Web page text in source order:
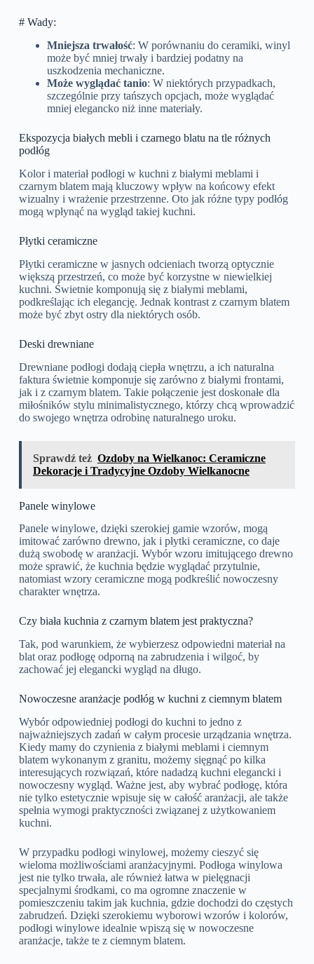
# Wady:
Mniejsza trwałość: W porównaniu do ceramiki, winyl
może być mniej trwały i bardziej podatny na
uszkodzenia mechaniczne.
Może wyglądać tanio: W niektórych przypadkach,
szczególnie przy tańszych opcjach, może wyglądać
mniej elegancko niż inne materiały.
Ekspozycja białych mebli i czarnego blatu na tle różnych
podłóg
Kolor i materiał podłogi w kuchni z białymi meblami i
czarnym blatem mają kluczowy wpływ na końcowy efekt
wizualny i wrażenie przestrzenne. Oto jak różne typy podłóg
mogą wpłynąć na wygląd takiej kuchni.
Płytki ceramiczne
Płytki ceramiczne w jasnych odcieniach tworzą optycznie
większą przestrzeń, co może być korzystne w niewielkiej
kuchni. Świetnie komponują się z białymi meblami,
podkreślając ich elegancję. Jednak kontrast z czarnym blatem
może być zbyt ostry dla niektórych osób.
Deski drewniane
Drewniane podłogi dodają ciepła wnętrzu, a ich naturalna
faktura świetnie komponuje się zarówno z białymi frontami,
jak i z czarnym blatem. Takie połączenie jest doskonałe dla
miłośników stylu minimalistycznego, którzy chcą wprowadzić
do swojego wnętrza odrobinę naturalnego uroku.
Sprawdź też Ozdoby na Wielkanoc: Ceramiczne
Dekoracje i Tradycyjne Ozdoby Wielkanocne
Panele winylowe
Panele winylowe, dzięki szerokiej gamie wzorów, mogą
imitować zarówno drewno, jak i płytki ceramiczne, co daje
dużą swobodę w aranżacji. Wybór wzoru imitującego drewno
może sprawić, że kuchnia będzie wyglądać przytulnie,
natomiast wzory ceramiczne mogą podkreślić nowoczesny
charakter wnętrza.
Czy biała kuchnia z czarnym blatem jest praktyczna?
Tak, pod warunkiem, że wybierzesz odpowiedni materiał na
blat oraz podłogę odporną na zabrudzenia i wilgoć, by
zachować jej elegancki wygląd na długo.
Nowoczesne aranżacje podłóg w kuchni z ciemnym blatem
Wybór odpowiedniej podłogi do kuchni to jedno z
najważniejszych zadań w całym procesie urządzania wnętrza.
Kiedy mamy do czynienia z białymi meblami i ciemnym
blatem wykonanym z granitu, możemy sięgnąć po kilka
interesujących rozwiązań, które nadadzą kuchni elegancki i
nowoczesny wygląd. Ważne jest, aby wybrać podłogę, która
nie tylko estetycznie wpisuje się w całość aranżacji, ale także
spełnia wymogi praktyczności związanej z użytkowaniem
kuchni.
W przypadku podłogi winylowej, możemy cieszyć się
wieloma możliwościami aranżacyjnymi. Podłoga winylowa
jest nie tylko trwała, ale również łatwa w pielęgnacji
specjalnymi środkami, co ma ogromne znaczenie w
pomieszczeniu takim jak kuchnia, gdzie dochodzi do częstych
zabrudzeń. Dzięki szerokiemu wyborowi wzorów i kolorów,
podłogi winylowe idealnie wpiszą się w nowoczesne
aranżacje, także te z ciemnym blatem.